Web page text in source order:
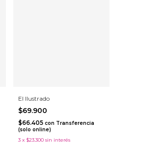
El Ilustrado
$69.900
$66.405 con Transferencia
(solo online)
3 x $23.300 sin interés